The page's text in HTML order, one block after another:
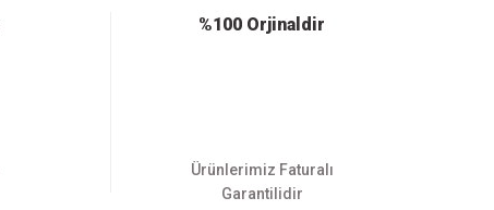
%100 Orjinaldir
Ürünlerimiz Faturalı
Garantilidir